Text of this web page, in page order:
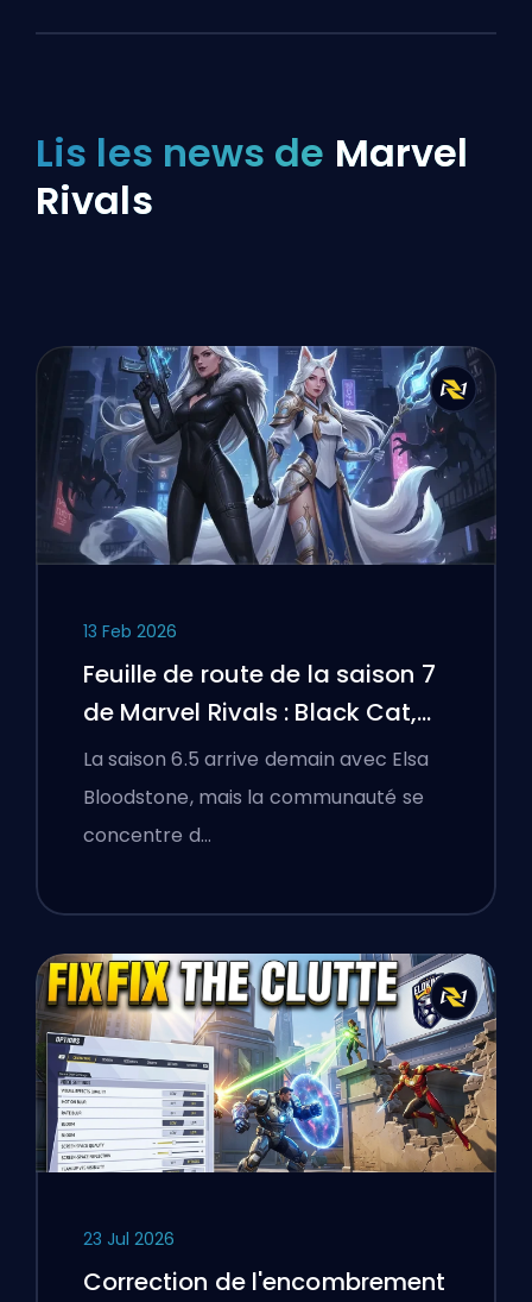
Lis les news de Marvel
Rivals
13 Feb 2026
Feuille de route de la saison 7
de Marvel Rivals : Black Cat,
White Fox, et l'événement
Monsters Take Manhattan
La saison 6.5 arrive demain avec Elsa
Bloodstone, mais la communauté se
concentre d…
23 Jul 2026
Correction de l'encombrement